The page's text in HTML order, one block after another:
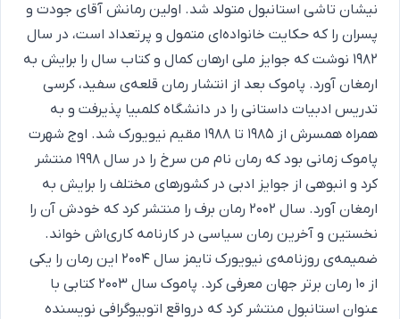
نیشان تاشی استانبول متولد شد. اولین رمانش آقای جودت و
پسران را که حکایت خانواده‌ای متمول و پرتعداد است، در سال
۱۹۸۲ نوشت که جوایز ملی ارهان کمال و کتاب سال را برایش به
ارمغان آورد. پاموک بعد از انتشار رمان قلعه‌ی سفید، کرسی
تدریس ادبیات داستانی را در دانشگاه کلمبیا پذیرفت و به
همراه همسرش از ۱۹۸۵ تا ۱۹۸۸ مقیم نیویورک شد. اوج شهرت
پاموک زمانی بود که رمان نام من سرخ را در سال ۱۹۹۸ منتشر
کرد و انبوهی از جوایز ادبی در کشورهای مختلف را برایش به
ارمغان آورد. سال ۲۰۰۲ رمان برف را منتشر کرد که خودش آن را
نخستین و آخرین رمان سیاسی در کارنامه کاری‌اش خواند.
ضمیمه‌ی روزنامه‌ی نیویورک تایمز سال ۲۰۰۴ این رمان را یکی
از ۱۰ رمان برتر جهان معرفی کرد. پاموک سال ۲۰۰۳ کتابی با
عنوان استانبول منتشر کرد که در‌واقع اتوبیوگرافی نویسنده